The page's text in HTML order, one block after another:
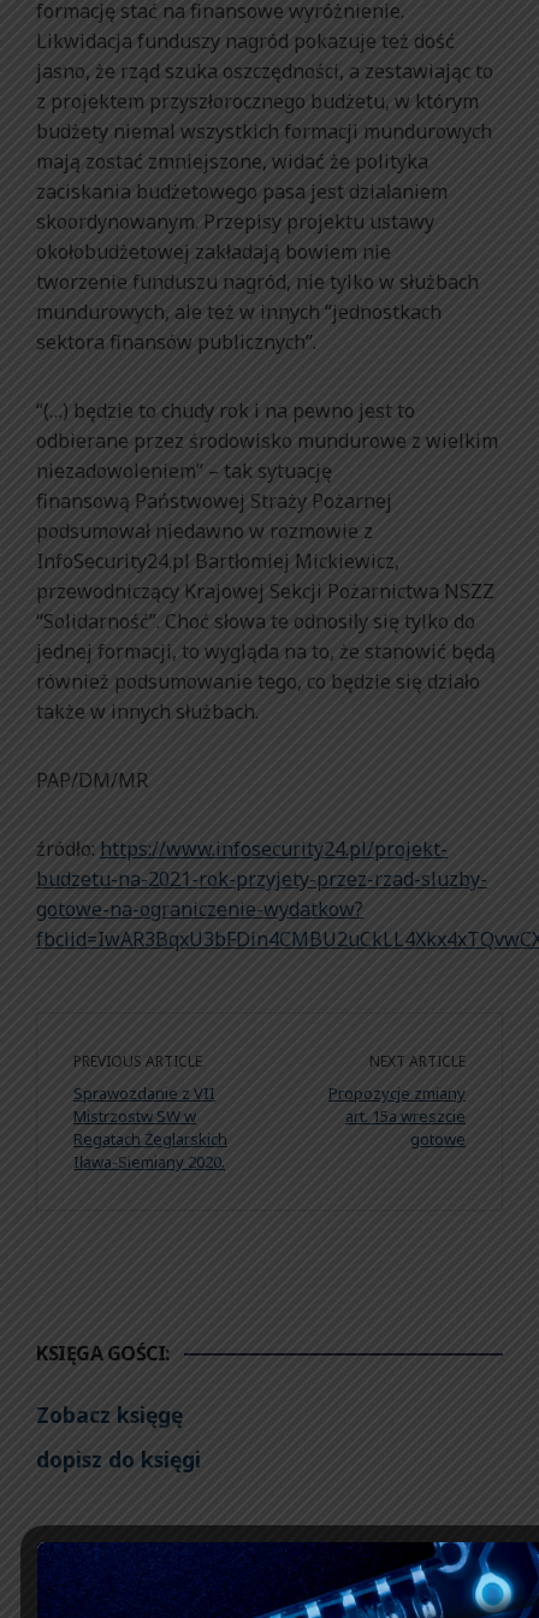
formację stać na finansowe wyróżnienie.
Likwidacja funduszy nagród pokazuje też dość
jasno, że rząd szuka oszczędności, a zestawiając to
z projektem przyszłorocznego budżetu, w którym
budżety niemal wszystkich formacji mundurowych
mają zostać zmniejszone, widać że polityka
zaciskania budżetowego pasa jest działaniem
skoordynowanym. Przepisy projektu ustawy
okołobudżetowej zakładają bowiem nie
tworzenie funduszu nagród, nie tylko w służbach
mundurowych, ale też w innych “jednostkach
sektora finansów publicznych”.
“(…) będzie to chudy rok i na pewno jest to
odbierane przez środowisko mundurowe z wielkim
niezadowoleniem” – tak sytuację
finansową Państwowej Straży Pożarnej
podsumował niedawno w rozmowie z
InfoSecurity24.pl Bartłomiej Mickiewicz,
przewodniczący Krajowej Sekcji Pożarnictwa NSZZ
“Solidarność”. Choć słowa te odnosiły się tylko do
jednej formacji, to wygląda na to, że stanowić będą
również podsumowanie tego, co będzie się działo
także w innych służbach.
PAP/DM/MR
źródło: https://www.infosecurity24.pl/projekt-
budzetu-na-2021-rok-przyjety-przez-rzad-sluzby-
gotowe-na-ograniczenie-wydatkow?
PREVIOUS ARTICLE
Sprawozdanie z VII
Mistrzostw SW w
Regatach Żeglarskich
Iława-Siemiany 2020.
NEXT ARTICLE
Propozycje zmiany
art. 15a wreszcie
gotowe
KSIĘGA GOŚCI:
Zobacz księgę
dopisz do księgi
NASZ FACEBOOK